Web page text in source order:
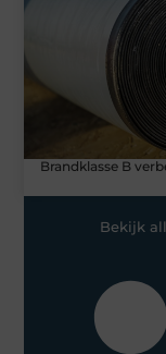
Brandklasse B
Bekijk